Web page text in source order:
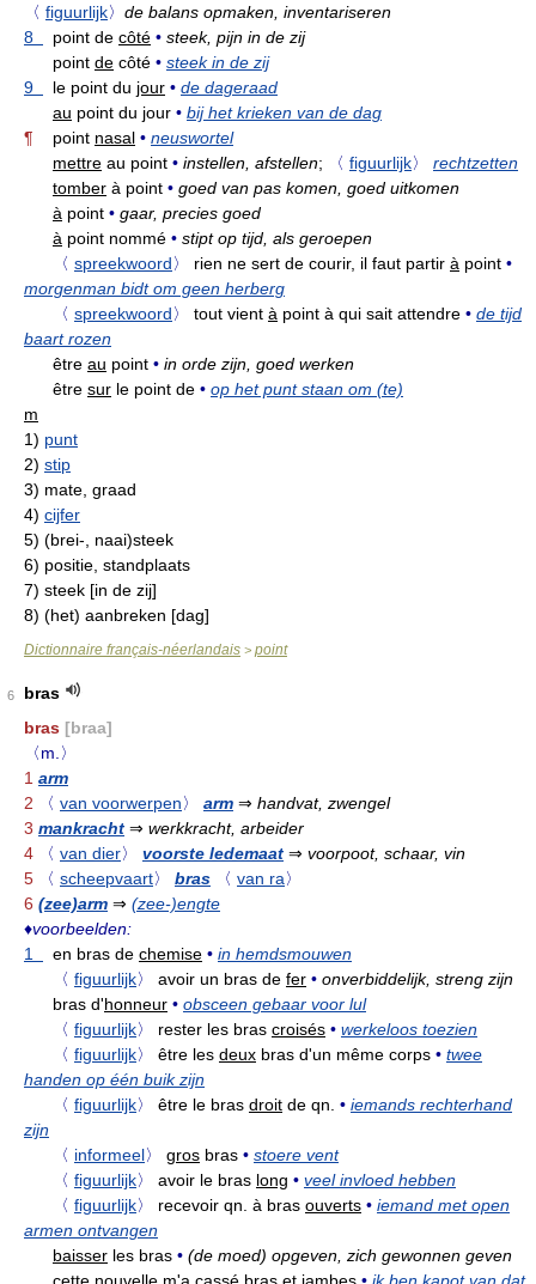
〈 figuurlijk〉 de balans opmaken, inventariseren
8
point de côté • steek, pijn in de zij
point de côté • steek in de zij
9
le point du jour • de dageraad
au point du jour • bij het krieken van de dag
¶
point nasal • neuswortel
mettre au point • instellen, afstellen; 〈 figuurlijk〉
rechtzetten
tomber à point • goed van pas komen, goed uitkomen
à point • gaar, precies goed
à point nommé • stipt op tijd, als geroepen
〈 spreekwoord〉 rien ne sert de courir, il faut partir à point •
morgenman bidt om geen herberg
〈 spreekwoord〉 tout vient à point à qui sait attendre • de tijd
baart rozen
être au point • in orde zijn, goed werken
être sur le point de • op het punt staan om (te)
m
1) punt
2) stip
3) mate, graad
4) cijfer
5) (brei-, naai)steek
6) positie, standplaats
7) steek [in de zij]
8) (het) aanbreken [dag]
Dictionnaire français-néerlandais > point
6
bras
bras [braa]
〈m.〉
1 arm
2
〈 van voorwerpen〉 arm ⇒ handvat, zwengel
3 mankracht ⇒ werkkracht, arbeider
4
〈 van dier〉 voorste ledemaat ⇒ voorpoot, schaar, vin
5
〈 scheepvaart〉 bras 〈 van ra〉
6 (zee)arm ⇒ (zee-)engte
♦voorbeelden:
1
en bras de chemise • in hemdsmouwen
〈 figuurlijk〉 avoir un bras de fer • onverbiddelijk, streng zijn
bras d'honneur • obsceen gebaar voor lul
〈 figuurlijk〉 rester les bras croisés • werkeloos toezien
〈 figuurlijk〉 être les deux bras d'un même corps • twee
handen op één buik zijn
〈 figuurlijk〉 être le bras droit de qn. • iemands rechterhand
zijn
〈 informeel〉 gros bras • stoere vent
〈 figuurlijk〉 avoir le bras long • veel invloed hebben
〈 figuurlijk〉 recevoir qn. à bras ouverts • iemand met open
armen ontvangen
baisser les bras • (de moed) opgeven, zich gewonnen geven
cette nouvelle m'a cassé bras et jambes • ik ben kapot van dat